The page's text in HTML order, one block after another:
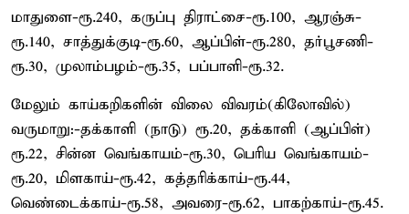
மாதுளை-ரூ.240, கருப்பு திராட்சை-ரூ.100, ஆரஞ்சு-
ரூ.140, சாத்துக்குடி-ரூ.60, ஆப்பிள்-ரூ.280, தர்பூசணி-
ரூ.30, முலாம்பழம்-ரூ.35, பப்பாளி-ரூ.32.
மேலும் காய்கறிகளின் விலை விவரம்(கிலோவில்)
வருமாறு:-தக்காளி (நாடு) ரூ.20, தக்காளி (ஆப்பிள்)
ரூ.22, சின்ன வெங்காயம்-ரூ.30, பெரிய வெங்காயம்-
ரூ.20, மிளகாய்-ரூ.42, கத்தரிக்காய்-ரூ.44,
வெண்டைக்காய்-ரூ.58, அவரை-ரூ.62, பாகற்காய்-ரூ.45.